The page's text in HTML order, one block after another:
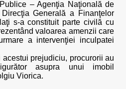
– Agenţia Naţională de
Generală a Finanţelor
s-a constituit parte civilă cu
valoarea amenzii care
a intervenţiei inculpatei
acestui prejudiciu, procurorii au
asupra unui imobil
Viorica.